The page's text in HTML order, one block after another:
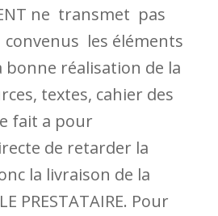
ne transmet pas
les éléments
bonne réalisation de la
textes, cahier des
fait a pour
de retarder la
la livraison de la
PRESTATAIRE. Pour